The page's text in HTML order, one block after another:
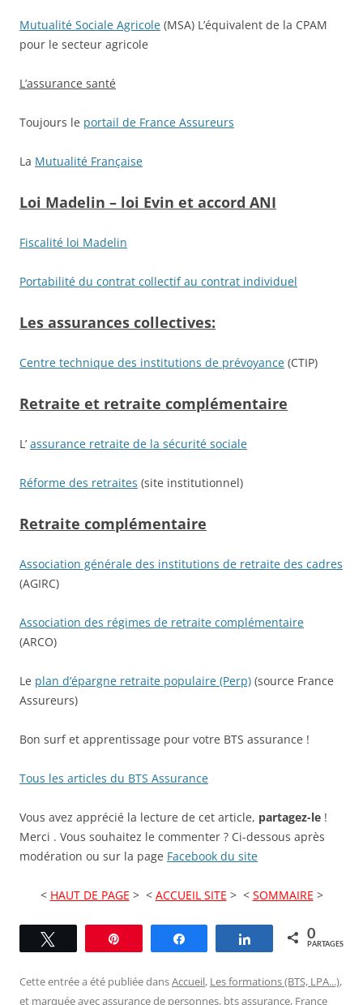
Mutualité Sociale Agricole (MSA) L’équivalent de la CPAM
pour le secteur agricole
L’assurance santé
Toujours le portail de France Assureurs
La Mutualité Française
Loi Madelin – loi Evin et accord ANI
Fiscalité loi Madelin
Portabilité du contrat collectif au contrat individuel
Les assurances collectives:
Centre technique des institutions de prévoyance (CTIP)
Retraite et retraite complémentaire
L’ assurance retraite de la sécurité sociale
Réforme des retraites (site institutionnel)
Retraite complémentaire
Association générale des institutions de retraite des cadres
(AGIRC)
Association des régimes de retraite complémentaire
(ARCO)
Le plan d’épargne retraite populaire (Perp) (source France
Assureurs)
Bon surf et apprentissage pour votre BTS assurance !
Tous les articles du BTS Assurance
Vous avez apprécié la lecture de cet article, partagez-le !
Merci . Vous souhaitez le commenter ? Ci-dessous après
modération ou sur la page Facebook du site
< HAUT DE PAGE > < ACCUEIL SITE > < SOMMAIRE >
Partagez 0
PARTAGES
Cette entrée a été publiée dansAccueil, Les formations (BTS, LPA...),
et marquée avecassurance de personnes, bts assurance, France